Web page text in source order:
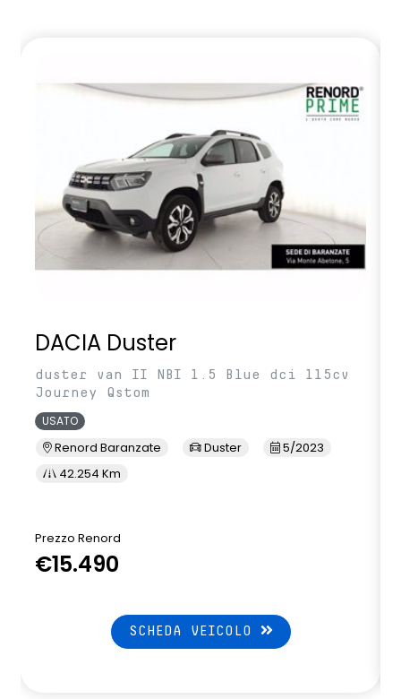
DACIA Duster
duster van II NBI 1.5 Blue dci 115cv
Journey Qstom
USATO
Renord Baranzate Duster
5/2023
42.254 Km
Prezzo Renord
€15.490
SCHEDA VEICOLO